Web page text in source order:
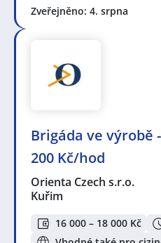
Zveřejněno: 4. srpna
Brigáda ve výrobě
200 Kč/hod
Orienta Czech s.r.o.
Kuřim
16 000 – 18 000 Kč